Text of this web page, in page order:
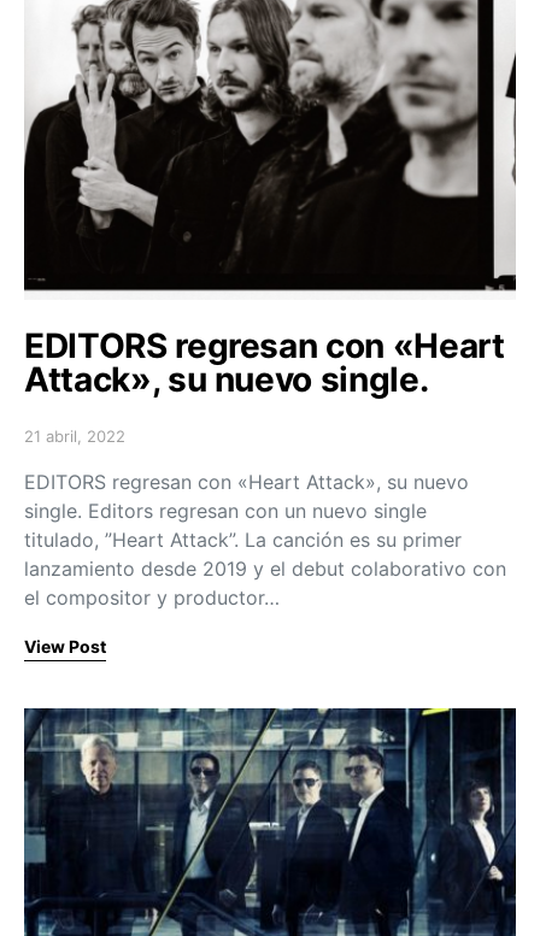
EDITORS regresan con «Heart
Attack», su nuevo single.
Posted on
21 abril, 2022
EDITORS regresan con «Heart Attack», su nuevo
single. Editors regresan con un nuevo single
titulado, ”Heart Attack”. La canción es su primer
lanzamiento desde 2019 y el debut colaborativo con
el compositor y productor…
View Post